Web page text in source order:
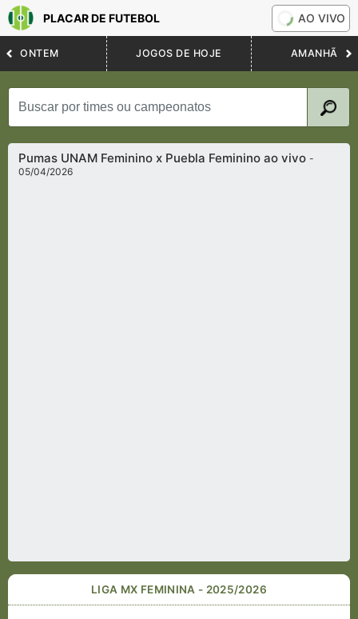
PLACAR DE FUTEBOL AO VIVO
ONTEM JOGOS DE HOJE AMANHÃ
Pumas UNAM Feminino x Puebla Feminino ao vivo-
05/04/2026
LIGA MX FEMININA - 2025/2026